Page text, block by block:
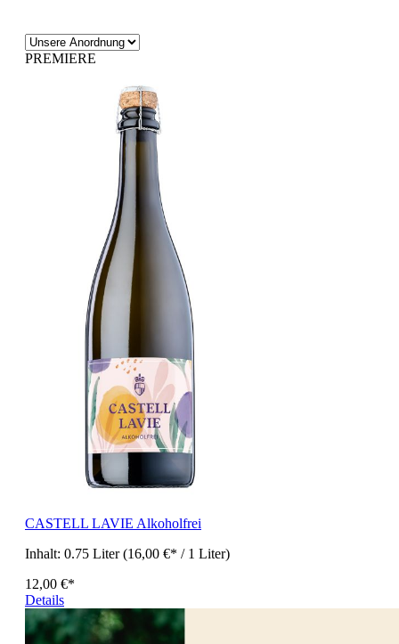
PREMIERE
CASTELL LAVIE Alkoholfrei
Inhalt: 0.75 Liter(16,00 €* / 1 Liter)
12,00 €*
Details